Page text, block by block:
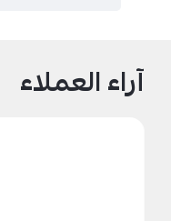
آراء العملاء